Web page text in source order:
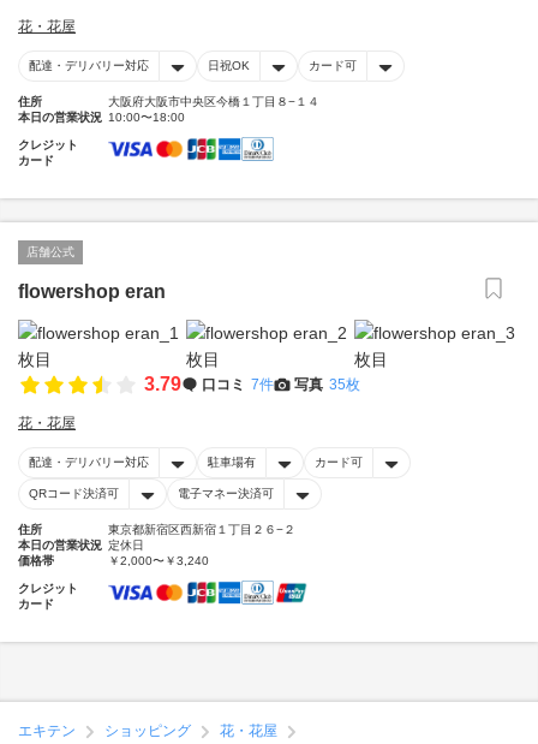
花・花屋
配達・デリバリー対応 日祝OK カード可
住所
大阪府大阪市中央区今橋１丁目８−１４
本日の営業状況 10:00〜18:00
クレジット
カード
店舗公式
flowershop eran
3.79 口コミ 7件 写真 35枚
花・花屋
配達・デリバリー対応 駐車場有 カード可
QRコード決済可 電子マネー決済可
住所
東京都新宿区西新宿１丁目２６−２
本日の営業状況 定休日
価格帯
￥2,000〜￥3,240
クレジット
カード
エキテン ショッピング
花・花屋